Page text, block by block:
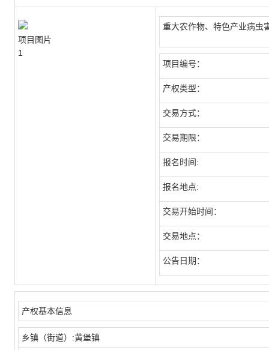
项目图片
1
重大农作物、特色产业病虫
项目编号：
产权类型：
交易方式：
交易期限：
报名时间:
报名地点:
交易开始时间：
交易地点：
公告日期：
产权基本信息
乡镇（街道）:黄堡镇